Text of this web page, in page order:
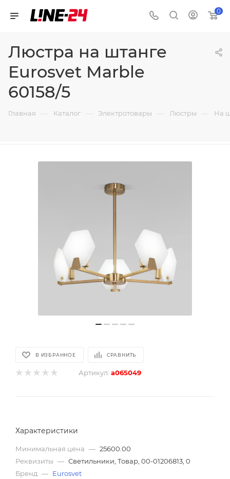
0
Люстра на штанге
Eurosvet Marble
60158/5
Главная — Каталог — Электротовары — Люстры — На
В ИЗБРАННОЕ СРАВНИТЬ
Артикул: a065049
Характеристики
Минимальная цена — 25600.00
Реквизиты — Светильники, Товар, 00-01206813, 0
Бренд — Eurosvet